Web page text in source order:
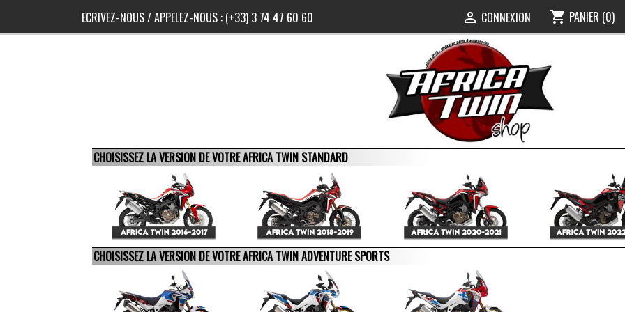
ECRIVEZ-NOUS/ APPELEZ-NOUS : (+33) 3 74 47 60 60  CONNEXION shopping_cart PANIER (0)
CHOISISSEZ LA VERSION DE VOTRE AFRICA TWIN STANDARD
CHOISISSEZ LA VERSION DE VOTRE AFRICA TWIN ADVENTURE SPORTS